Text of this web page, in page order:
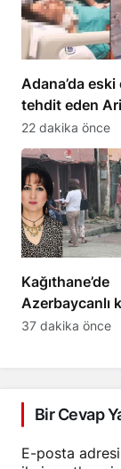
Adana’da eski
tehdit eden
Tanrıkulu, 8
bıçakladı
22 dakika önce
Kağıthane’de
Azerbaycanlı
evinde ölü
37 dakika önce
Bir Cevap
E-posta